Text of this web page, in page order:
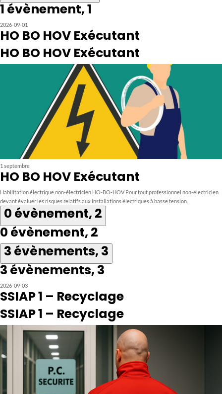
1 évènement,1
2026-09-01
HO BO HOV Exécutant
HO BO HOV Exécutant
1 septembre
HO BO HOV Exécutant
Habilitation électrique non-électricien HO-BO-HOV Pour tout professionnel non-électricien
devant évaluer les risques relatifs aux installations électriques à basse tension.
0 évènement, 2
0 évènement, 2
3 évènements, 3
3 évènements, 3
2026-09-03
SSIAP 1 – Recyclage
SSIAP 1 – Recyclage